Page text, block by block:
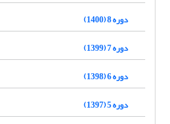
دوره 8 (1400)
دوره 7 (1399)
دوره 6 (1398)
دوره 5 (1397)